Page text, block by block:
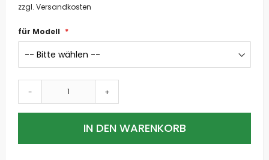
zzgl. Versandkosten
für Modell
- +
IN DEN WARENKORB